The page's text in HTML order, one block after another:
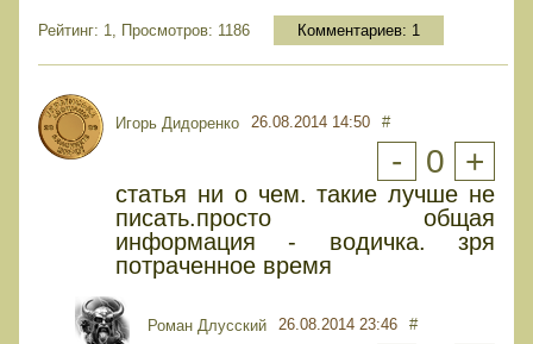
Рейтинг: 1, Просмотров: 1186 Комментариев: 1
Игорь Дидоренко 26.08.2014 14:50 #
- 0 +
статья ни о чем. такие лучше не
писать.просто общая
информация - водичка. зря
потраченное время
Роман Длусский 26.08.2014 23:46 #